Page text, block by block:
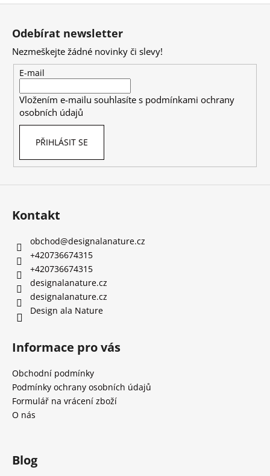
Z
Odebírat newsletter
Nezmeškejte žádné novinky či slevy!
E-mail
Vložením e-mailu souhlasíte s podmínkami ochrany
osobních údajů
PŘIHLÁSIT SE
Kontakt
obchod@designalanature.cz
+420736674315
+420736674315
designalanature.cz
designalanature.cz
Design ala Nature
Informace pro vás
Obchodní podmínky
Podmínky ochrany osobních údajů
Formulář na vrácení zboží
O nás
Blog